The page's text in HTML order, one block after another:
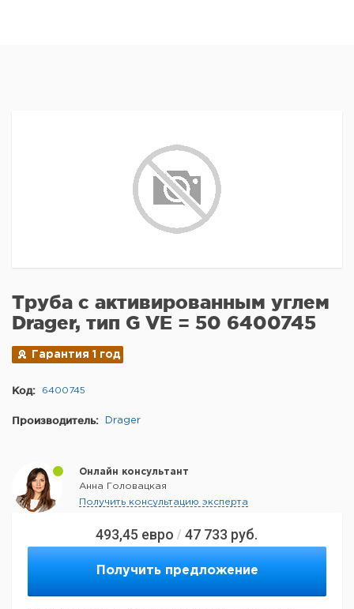
493,45 евро / 47 733 руб.
Получить предложение
Труба с активированным углем
Drager, тип G VE = 50 6400745
Гарантия 1 год
Код: 6400745
Производитель: Drager
Онлайн консультант
Анна Головацкая
Получить консультацию эксперта